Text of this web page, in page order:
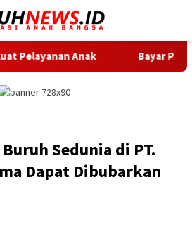
Bayar Pajak Kini Makin
Sedunia di PT.
Dapat Dibubarkan